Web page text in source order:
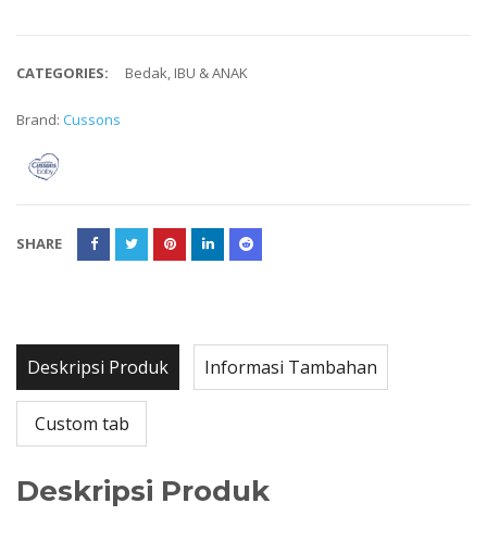
CATEGORIES: Bedak, IBU & ANAK
Brand: Cussons
SHARE
Deskripsi Produk Informasi Tambahan
Custom tab
Deskripsi Produk